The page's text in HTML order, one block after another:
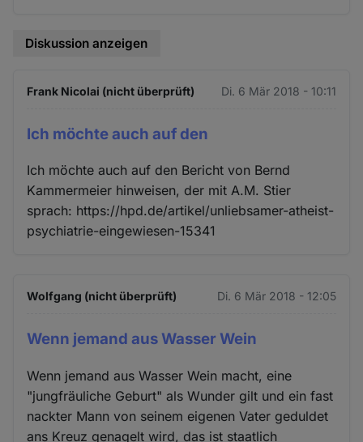
Diskussion anzeigen
Frank Nicolai (nicht überprüft) Di. 6 Mär 2018 - 10:11
Ich möchte auch auf den
Ich möchte auch auf den Bericht von Bernd
Kammermeier hinweisen, der mit A.M. Stier
sprach: https://hpd.de/artikel/unliebsamer-atheist-
psychiatrie-eingewiesen-15341
Wolfgang (nicht überprüft) Di. 6 Mär 2018 - 12:05
Wenn jemand aus Wasser Wein
Wenn jemand aus Wasser Wein macht, eine
"jungfräuliche Geburt" als Wunder gilt und ein fast
nackter Mann von seinem eigenen Vater geduldet
ans Kreuz genagelt wird, das ist staatlich